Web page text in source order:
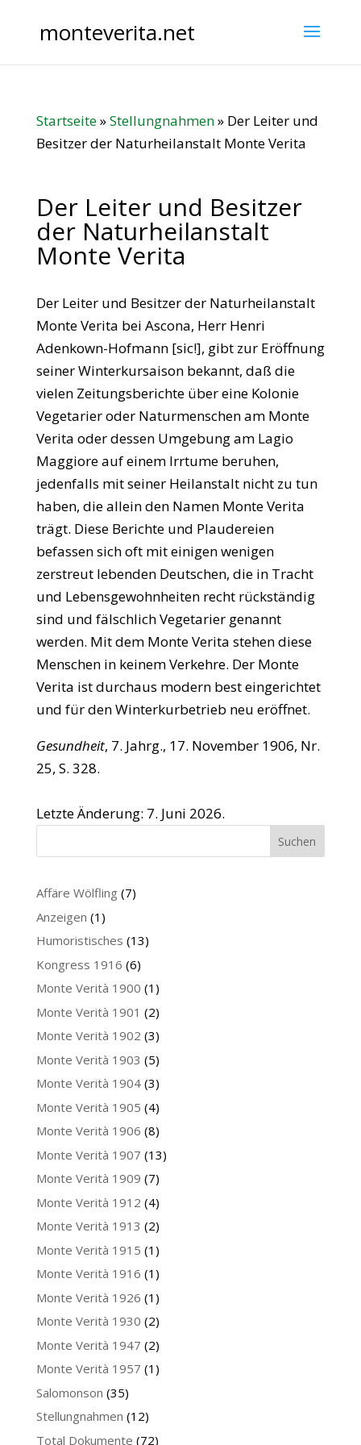
monteverita.net
Startseite»Stellungnahmen» Der Leiter und
Besitzer der Naturheilanstalt Monte Verita
Der Leiter und Besitzer
der Naturheilanstalt
Monte Verita
Der Leiter und Besitzer der Naturheilanstalt
Monte Verita bei Ascona, Herr Henri
Adenkown-Hofmann [sic!], gibt zur Eröffnung
seiner Winterkursaison bekannt, daß die
vielen Zeitungsberichte über eine Kolonie
Vegetarier oder Naturmenschen am Monte
Verita oder dessen Umgebung am Lagio
Maggiore auf einem Irrtume beruhen,
jedenfalls mit seiner Heilanstalt nicht zu tun
haben, die allein den Namen Monte Verita
trägt. Diese Berichte und Plaudereien
befassen sich oft mit einigen wenigen
zerstreut lebenden Deutschen, die in Tracht
und Lebensgewohnheiten recht rückständig
sind und fälschlich Vegetarier genannt
werden. Mit dem Monte Verita stehen diese
Menschen in keinem Verkehre. Der Monte
Verita ist durchaus modern best eingerichtet
und für den Winterkurbetrieb neu eröffnet.
Gesundheit, 7. Jahrg., 17. November 1906, Nr.
25, S. 328.
Letzte Änderung: 7. Juni 2026.
Suchen
Affäre Wölfling (7)
Anzeigen (1)
Humoristisches (13)
Kongress 1916 (6)
Monte Verità 1900 (1)
Monte Verità 1901 (2)
Monte Verità 1902 (3)
Monte Verità 1903 (5)
Monte Verità 1904(3)
Monte Verità 1905 (4)
Monte Verità 1906 (8)
Monte Verità 1907 (13)
Monte Verità 1909 (7)
Monte Verità 1912 (4)
Monte Verità 1913 (2)
Monte Verità 1915 (1)
Monte Verità 1916 (1)
Monte Verità 1926 (1)
Monte Verità 1930 (2)
Monte Verità 1947 (2)
Monte Verità 1957 (1)
Salomonson (35)
Stellungnahmen (12)
Total Dokumente (72)